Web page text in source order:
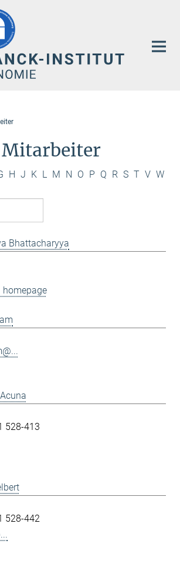
H J K L M N O P Q R S T V W
Bhattacharyya
homepage
528-413
528-442